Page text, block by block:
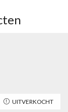
UITVERKOCHT